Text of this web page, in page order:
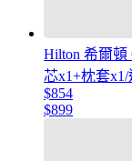
Hilton 希爾
芯x1+枕套
$854
$899